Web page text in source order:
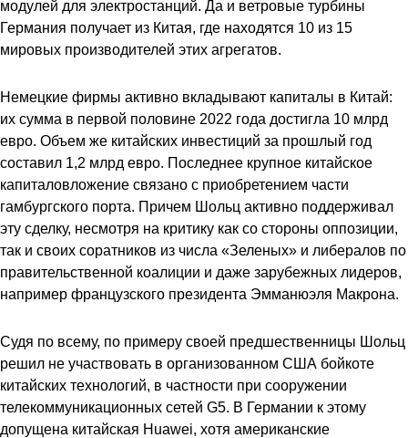
модулей для электростанций. Да и ветровые турбины
Германия получает из Китая, где находятся 10 из 15
мировых производителей этих агрегатов.
Немецкие фирмы активно вкладывают капиталы в Китай:
их сумма в первой половине 2022 года достигла 10 млрд
евро. Объем же китайских инвестиций за прошлый год
составил 1,2 млрд евро. Последнее крупное китайское
капиталовложение связано с приобретением части
гамбургского порта. Причем Шольц активно поддерживал
эту сделку, несмотря на критику как со стороны оппозиции,
так и своих соратников из числа «Зеленых» и либералов по
правительственной коалиции и даже зарубежных лидеров,
например французского президента Эмманюэля Макрона.
Судя по всему, по примеру своей предшественницы Шольц
решил не участвовать в организованном США бойкоте
китайских технологий, в частности при сооружении
телекоммуникационных сетей G5. В Германии к этому
допущена китайская Huawei, хотя американские